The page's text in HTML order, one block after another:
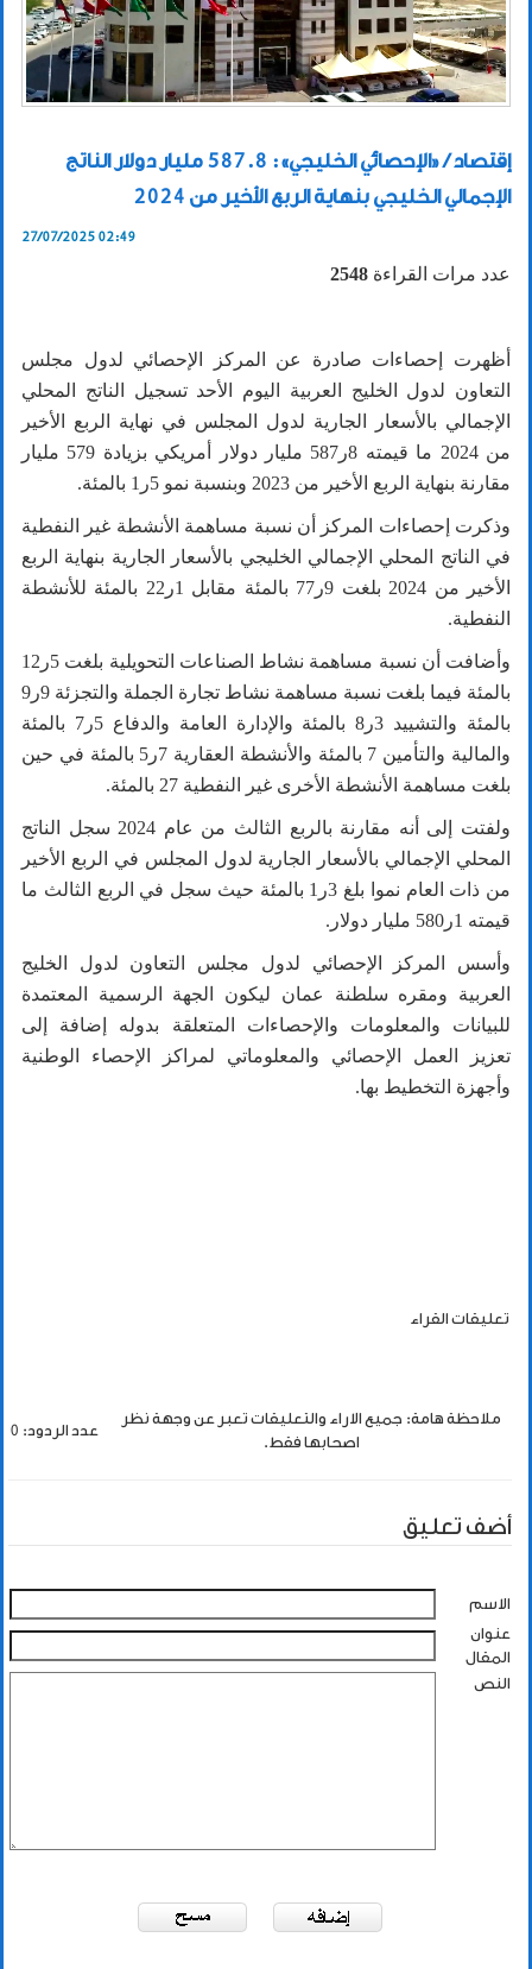
إقتصاد / «الإحصائي الخليجي»: 587.8 مليار دولار الناتج
الإجمالي الخليجي بنهاية الربع الأخير من 2024
27/07/2025 02:49
عدد مرات القراءة 2548
أظهرت إحصاءات صادرة عن المركز الإحصائي لدول مجلس
التعاون لدول الخليج العربية اليوم الأحد تسجيل الناتج المحلي
الإجمالي بالأسعار الجارية لدول المجلس في نهاية الربع الأخير
من2024 ما قيمته 8ر 587 مليار دولار أمريكي بزيادة 579 مليار
مقارنة بنهاية الربع الأخير من 2023 وبنسبة نمو 5ر 1 بالمئة.
وذكرت إحصاءات المركز أن نسبة مساهمة الأنشطة غير النفطية
في الناتج المحلي الإجمالي الخليجي بالأسعار الجارية بنهاية الربع
الأخير من 2024 بلغت 9ر 77 بالمئة مقابل 1ر 22 بالمئة للأنشطة
النفطية.
وأضافت أن نسبة مساهمة نشاط الصناعات التحويلية بلغت 5ر 12
بالمئة فيما بلغت نسبة مساهمة نشاط تجارة الجملة والتجزئة 9ر 9
بالمئة والتشييد 3ر 8بالمئة والإدارة العامة والدفاع5ر7 بالمئة
والمالية والتأمين 7 بالمئة والأنشطة العقارية 7ر 5 بالمئة في حين
بلغت مساهمة الأنشطة الأخرى غير النفطية 27 بالمئة.
ولفتت إلى أنه مقارنة بالربع الثالث من عام 2024 سجل الناتج
المحلي الإجمالي بالأسعار الجارية لدول المجلس في الربع الأخير
من ذات العام نموا بلغ 3ر 1 بالمئة حيث سجل في الربع الثالث ما
قيمته 1ر 580 مليار دولار.
وأسس المركز الإحصائي لدول مجلس التعاون لدول الخليج
العربية ومقره سلطنة عمان ليكون الجهة الرسمية المعتمدة
للبيانات والمعلومات والإحصاءات المتعلقة بدوله إضافة إلى
تعزيز العمل الإحصائي والمعلوماتي لمراكز الإحصاء الوطنية
وأجهزة التخطيط بها.
تعليقات القراء
ملاحظة هامة: جميع الاراء والتعليقات تعبر عن وجهة نظر
اصحابها فقط.
عدد الردود: 0
أضف تعليق
الاسم
عنوان
المقال
النص